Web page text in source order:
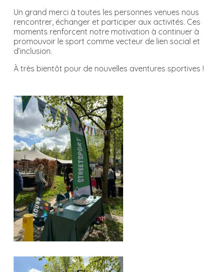
Un grand merci à toutes les personnes venues nous
rencontrer, échanger et participer aux activités. Ces
moments renforcent notre motivation à continuer à
promouvoir le sport comme vecteur de lien social et
d’inclusion.
À très bientôt pour de nouvelles aventures sportives !